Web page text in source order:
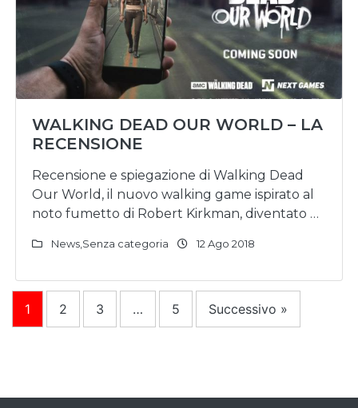
WALKING DEAD OUR WORLD – LA
RECENSIONE
Recensione e spiegazione di Walking Dead
Our World, il nuovo walking game ispirato al
noto fumetto di Robert Kirkman, diventato …
News Senza categoria 12 Ago 2018
1 2 3 … 5 Successivo »